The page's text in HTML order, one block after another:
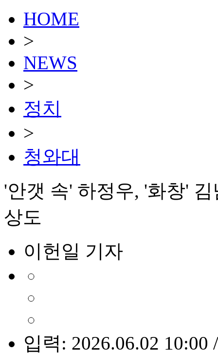
HOME
>
NEWS
>
정치
>
청와대
'안갯 속' 하정우, '화창'
상도
이헌일 기자
입력: 2026.06.02 10:00